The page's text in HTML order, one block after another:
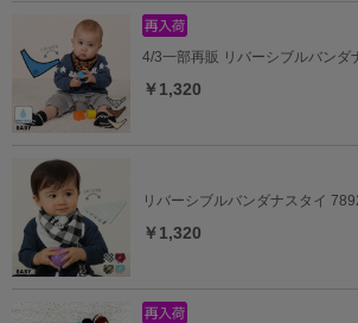
4/3一部再販 リバーシブルバンダ
￥1,320
リバーシブルバンダナスタイ
￥1,320